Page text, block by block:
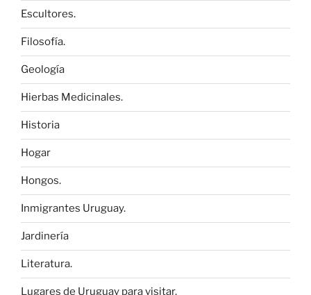
Escultores.
Filosofía.
Geología
Hierbas Medicinales.
Historia
Hogar
Hongos.
Inmigrantes Uruguay.
Jardinería
Literatura.
Lugares de Uruguay para visitar.